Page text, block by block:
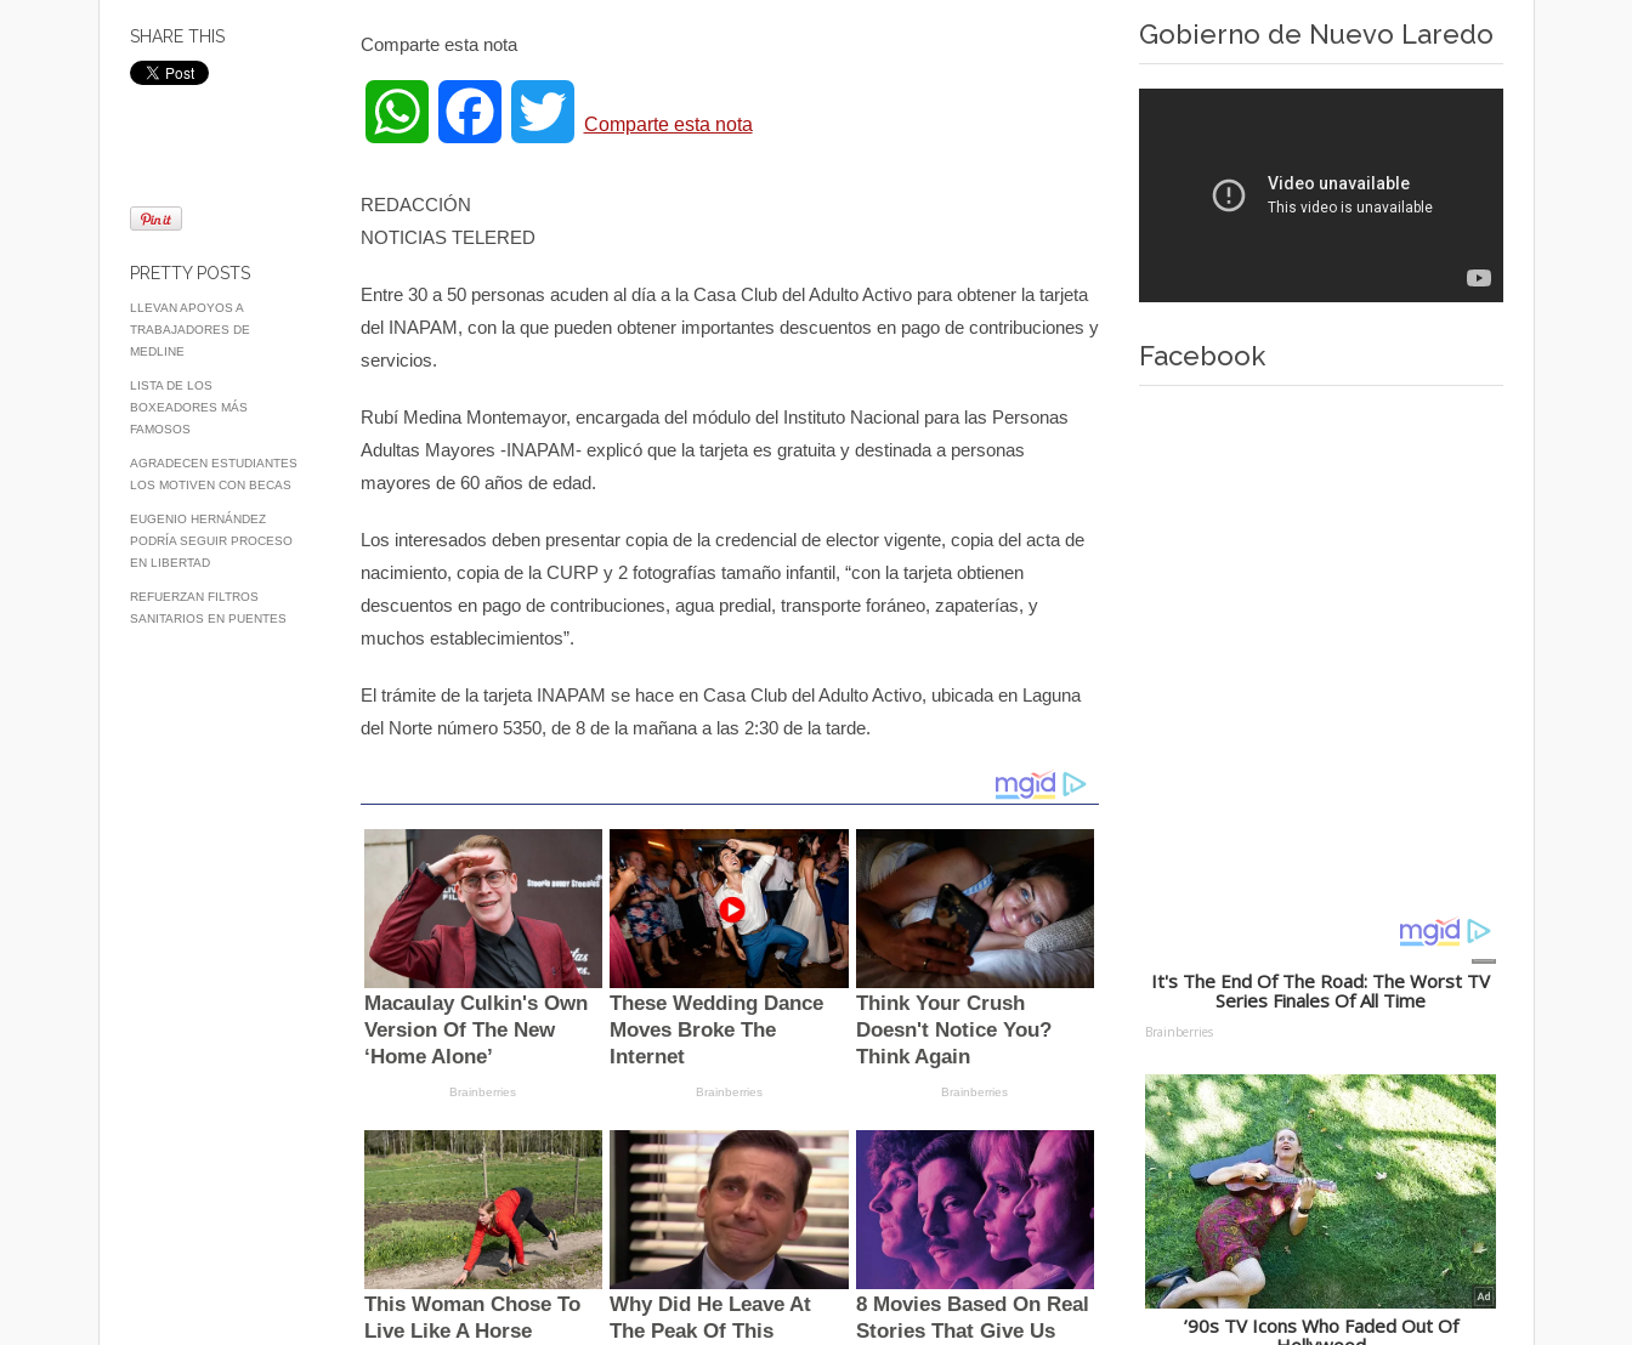
SHARE THIS
PRETTY POSTS
LLEVAN APOYOS A
TRABAJADORES DE
MEDLINE
LISTA DE LOS
BOXEADORES MÁS
FAMOSOS
AGRADECEN ESTUDIANTES
LOS MOTIVEN CON BECAS
EUGENIO HERNÁNDEZ
PODRÍA SEGUIR PROCESO
EN LIBERTAD
REFUERZAN FILTROS
SANITARIOS EN PUENTES
Comparte esta nota
W
a
t
s
A
p
p
c
e
o
o
k
t
e
r
Comparte esta nota
REDACCIÓN
NOTICIAS TELERED
Entre 30 a 50 personas acuden al día a la Casa Club del Adulto Activo para obtener la tarjeta
del INAPAM, con la que pueden obtener importantes descuentos en pago de contribuciones y
servicios.
Rubí Medina Montemayor, encargada del módulo del Instituto Nacional para las Personas
Adultas Mayores -INAPAM- explicó que la tarjeta es gratuita y destinada a personas
mayores de 60 años de edad.
Los interesados deben presentar copia de la credencial de elector vigente, copia del acta de
nacimiento, copia de la CURP y 2 fotografías tamaño infantil, “con la tarjeta obtienen
descuentos en pago de contribuciones, agua predial, transporte foráneo, zapaterías, y
muchos establecimientos”.
El trámite de la tarjeta INAPAM se hace en Casa Club del Adulto Activo, ubicada en Laguna
del Norte número 5350, de 8 de la mañana a las 2:30 de la tarde.
Gobierno de Nuevo Laredo
Facebook